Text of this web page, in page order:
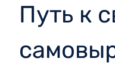
Путь к